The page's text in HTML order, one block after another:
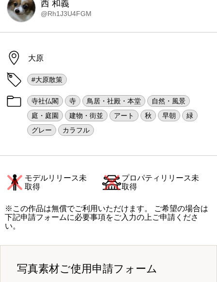
西 和義
@Rh1J3U4FGM
大原
#大原散策
寺社仏閣 寺 鳥居・社殿・本堂
自然・風景
庭・庭園
建物・街並 アート 秋 早朝
緑
グレー
カラフル
モデルリリース未
取得
プロパティリリース未
取得
※この作品は無償でご利用いただけます。 ご希望の場合は
下記申請フォームに必要事項をご入力の上ご申請くださ
い。
写真素材ご使用申請フォーム